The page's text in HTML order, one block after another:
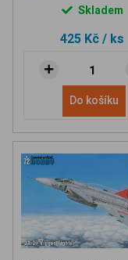
Skladem
425 Kč / ks
Do košíku